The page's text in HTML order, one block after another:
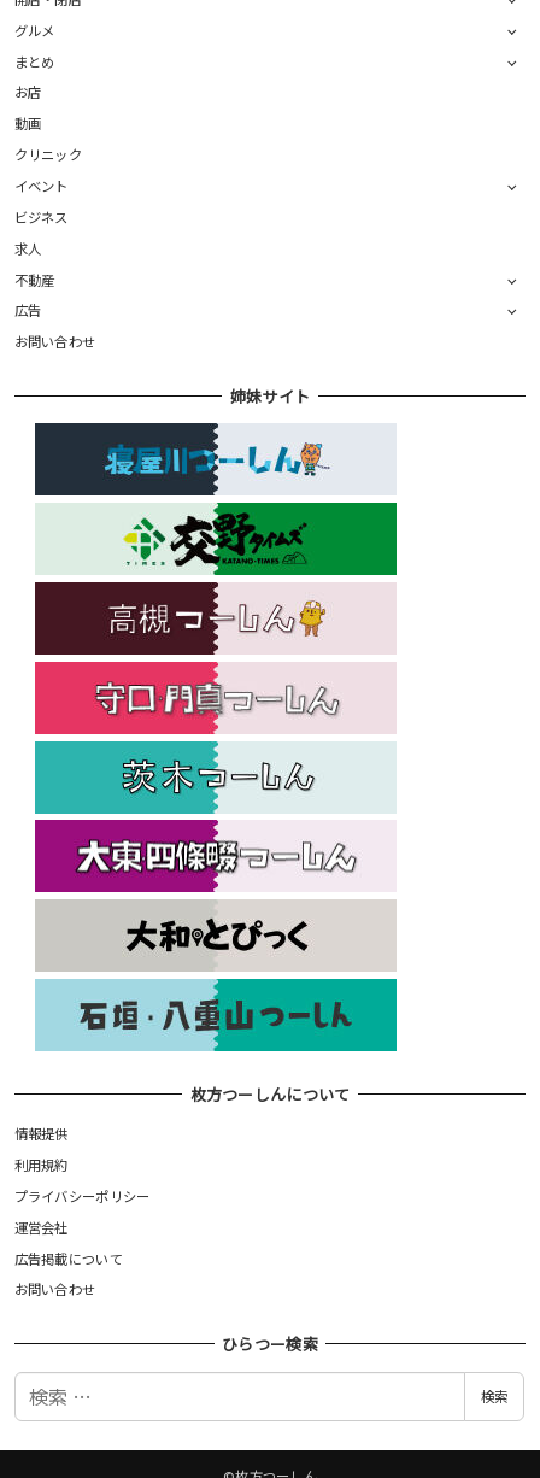
グルメ
まとめ
お店
動画
クリニック
イベント
ビジネス
求人
不動産
広告
お問い合わせ
姉妹サイト
枚方つーしんについて
情報提供
利用規約
プライバシーポリシー
運営会社
広告掲載について
お問い合わせ
ひらつー検索
検
検索